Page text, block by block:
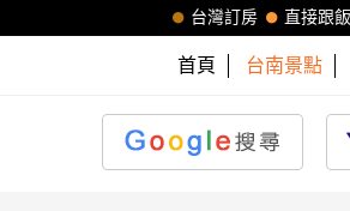
直接跟
台灣訂房
首頁 台南景點